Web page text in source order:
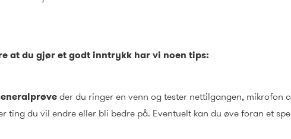
at du gjør et godt inntrykk har vi noen tips:
der du ringer en venn og tester nettilgangen, mikrofon
ting du vil endre eller bli bedre på. Eventuelt kan du øve foran et